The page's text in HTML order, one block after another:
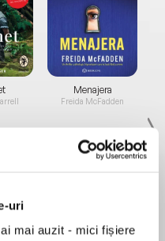
uri
mai auzit - mici fișiere
de
Menajera
Freida McFadden
Migdală